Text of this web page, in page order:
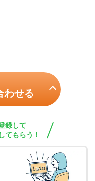
わせる
録して
てもらう！